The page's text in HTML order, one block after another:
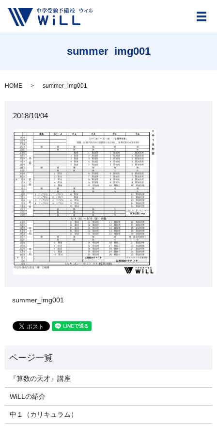
メ
summer_img001
HOME summer_img001
2018/10/04
summer_img001
『算数の天才』講座
WiLLの紹介
中１（カリキュラム）